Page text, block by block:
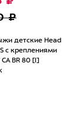
₽
детские Head
с креплениями
CA BR 80 [I]